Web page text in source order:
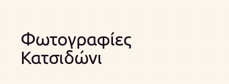
Φωτογραφίες
Κατσιδώνι